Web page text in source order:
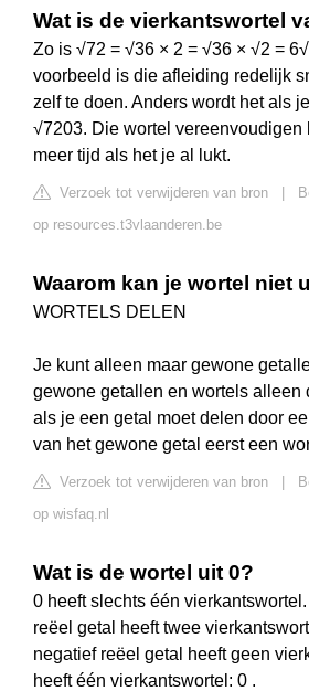
Wat is de vierkantswortel
Zo is √72 = √36 × 2 = √36 × √2 =
voorbeeld is die afleiding redelijk
zelf te doen. Anders wordt het als
√7203. Die wortel vereenvoudigen
meer tijd als het je al lukt.
Verzoek tot verwijderen van bron
op resources.t3vlaanderen.be
Waarom kan je wortel niet
WORTELS DELEN
Je kunt alleen maar gewone
gewone getallen en wortels alleen
als je een getal moet delen door
van het gewone getal eerst een
Verzoek tot verwijderen van bron
op wisfaq.nl
Wat is de wortel uit 0?
0 heeft slechts één
reëel getal heeft twee
negatief reëel getal heeft geen
heeft één vierkantswortel: 0 .